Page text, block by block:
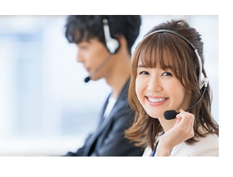
して決めたい 依頼地域 神奈川県
内容] 縫製 プリント [品目] バッグ [素材] 生地
] Dior等のブランドが使用しているラグジュア
バッグの縫製に加えてロゴのプリント依頼。 [必
縫製製造加工の資料請求